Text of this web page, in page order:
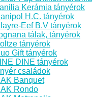
Kerámia tányérok
H.C. tányérok
Eef B.V tányérok
tálak, tányérok
tányérok
Gift tányérok
DINE tányérok
családok
Banquet
Rondo